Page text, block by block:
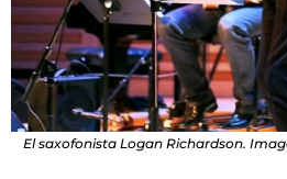
El saxofonista Logan Richardson.